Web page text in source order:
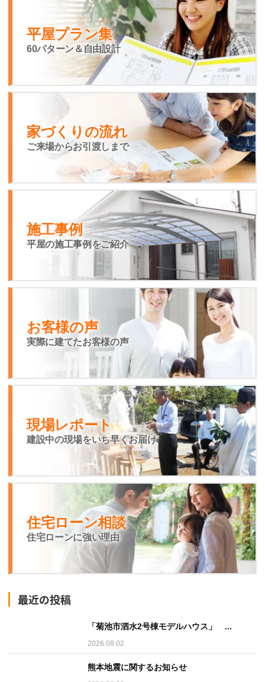
平屋プラン集
60パターン＆自由設計
家づくりの流れ
ご来場からお引渡しまで
施工事例
平屋の施工事例をご紹介
お客様の声
実際に建てたお客様の声
現場レポート
建設中の現場をいち早くお届け
住宅ローン相談
住宅ローンに強い理由
最近の投稿
「菊池市泗水2号棟モデルハウス」 ...
2026.08.02
熊本地震に関するお知らせ